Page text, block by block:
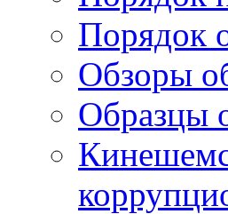
Порядок
Обзоры
Образцы